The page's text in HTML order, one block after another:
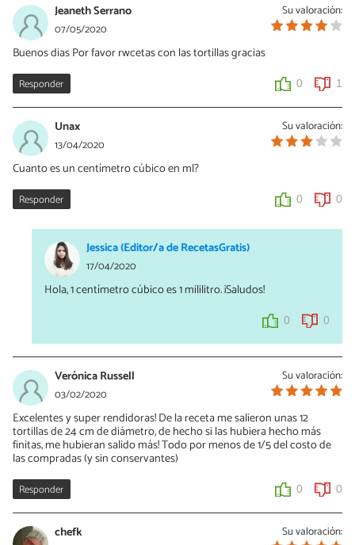
Su valoración:
Jeaneth Serrano
07/05/2020
Buenos dias Por favor rwcetas con las tortillas gracias
Responder 0 1
Su valoración:
Unax
13/04/2020
Cuanto es un centímetro cúbico en ml?
Responder 0 0
Jessica (Editor/a de RecetasGratis)
17/04/2020
Hola, 1 centímetro cúbico es 1 mililitro. ¡Saludos!
0 0
Su valoración:
Verónica Russell
03/02/2020
Excelentes y super rendidoras! De la receta me salieron unas 12
tortillas de 24 cm de diámetro, de hecho si las hubiera hecho más
finitas, me hubieran salido más! Todo por menos de 1/5 del costo de
las compradas (y sin conservantes)
Responder 0 0
Su valoración:
chefk